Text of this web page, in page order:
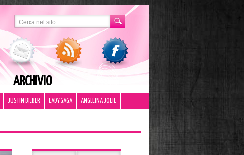
ARCHIVIO
JUSTIN BIEBER LADY GAGA ANGELINA JOLIE